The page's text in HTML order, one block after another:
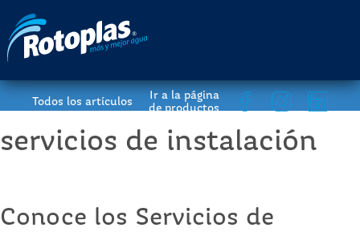
Todos los artículos
Ir a la página
de productos
servicios de instalación
Conoce los Servicios de